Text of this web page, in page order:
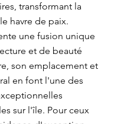
transformant la
havre de paix.
une fusion unique
et de beauté
son emplacement et
en font l'une des
sur l'île. Pour ceux